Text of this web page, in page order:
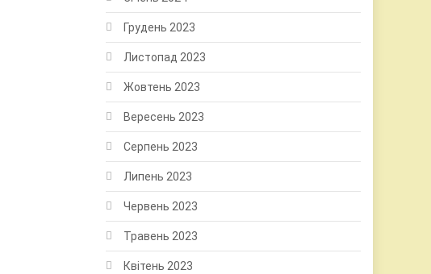
Грудень 2023
Листопад 2023
Жовтень 2023
Вересень 2023
Серпень 2023
Липень 2023
Червень 2023
Травень 2023
Квітень 2023